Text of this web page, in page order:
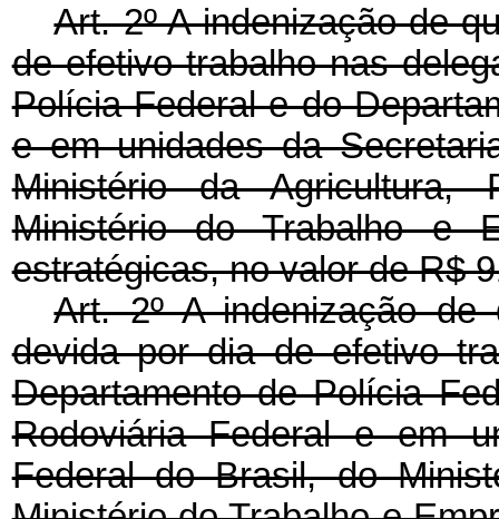
Art. 2º A indenização de
de efetivo trabalho nas
Polícia Federal e do
e em unidades da
Ministério da Agricultura,
Ministério do Trabalho e
estratégicas, no valor de R$
Art. 2º A indenização
devida por dia de efetivo
Departamento de Polícia
Rodoviária Federal e em
Federal do Brasil, do